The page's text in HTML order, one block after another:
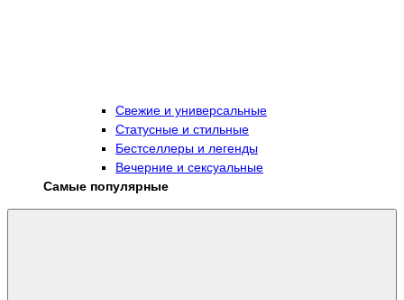
Свежие и универсальные
Статусные и стильные
Бестселлеры и легенды
Вечерние и сексуальные
Самые популярные